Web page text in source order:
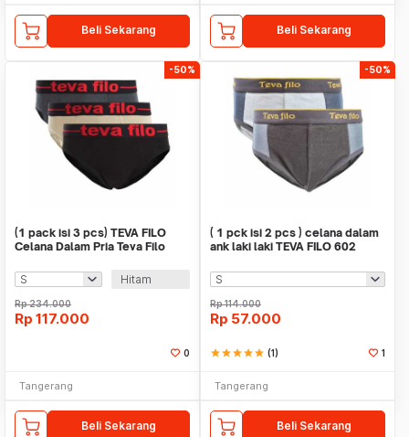
Beli Sekarang Beli Sekarang
-50%
(1 pack isi 3 pcs) TEVA FILO
Celana Dalam Pria Teva Filo
Hitam
Rp234.000
Rp 117.000
0
Tangerang
Beli Sekarang
-50%
( 1 pck isi 2 pcs ) celana dalam
ank laki laki TEVA FILO 602
Rp114.000
Rp 57.000
starstarstarstarstar (1) 1
Tangerang
Beli Sekarang